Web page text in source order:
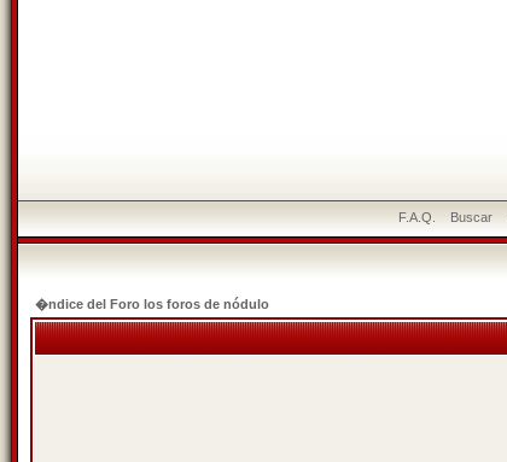
F.A.Q. Buscar
�ndice del Foro los foros de nódulo